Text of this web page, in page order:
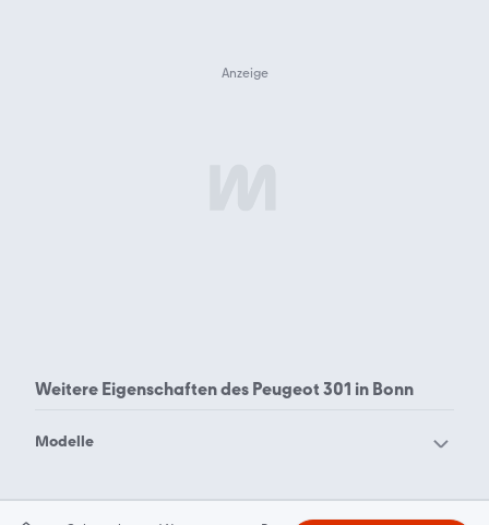
Weitere Eigenschaften des Peugeot 301 in Bonn
Modelle
Peugeot 107